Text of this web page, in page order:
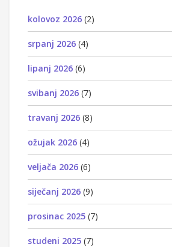
kolovoz 2026 (2)
srpanj 2026 (4)
lipanj 2026 (6)
svibanj 2026 (7)
travanj 2026 (8)
ožujak 2026 (4)
veljača 2026 (6)
siječanj 2026 (9)
prosinac 2025 (7)
studeni 2025 (7)